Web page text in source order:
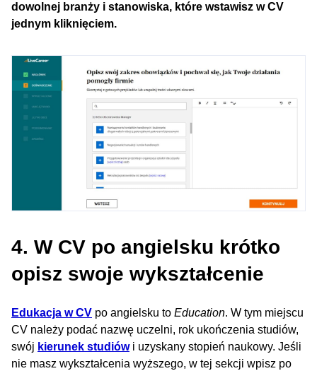
dowolnej branży i stanowiska, które wstawisz w CV
jednym kliknięciem.
4. W CV po angielsku krótko
opisz swoje wykształcenie
Edukacja w CV po angielsku to Education. W tym miejscu
CV należy podać nazwę uczelni, rok ukończenia studiów,
swój kierunek studiówi uzyskany stopień naukowy. Jeśli
nie masz wykształcenia wyższego, w tej sekcji wpisz po